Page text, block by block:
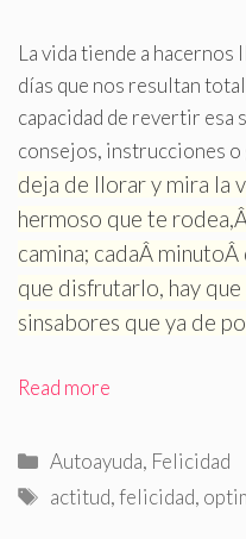
La vida tiende a
días que nos resultan
capacidad de revertir esa
consejos, instrucciones o
deja de llorar y mira la
hermoso que te
camina; cadaÂ
que disfrutarlo, hay
sinsabores que ya de
Read more
Categorías
Autoayuda, Felicidad
Etiquetas
actitud,felicidad,